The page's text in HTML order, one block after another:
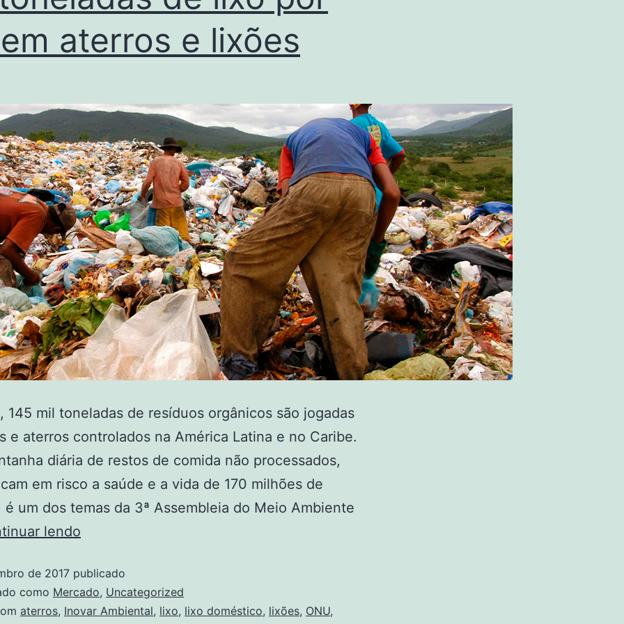
aterros e lixões
145 mil toneladas de resíduos orgânicos são jogadas
e aterros controlados na América Latina e no Caribe.
diária de restos de comida não processados,
em risco a saúde e a vida de 170 milhões de
é um dos temas da 3ª Assembleia do Meio Ambiente
lendo
de 2017 publicado
como Mercado, Uncategorized
aterros, Inovar Ambiental, lixo, lixo doméstico, lixões, ONU,